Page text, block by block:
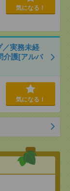
気になる！
／実務未経
介護[アルバ
気になる！